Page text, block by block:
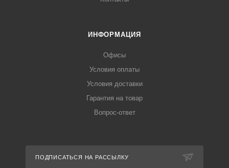
ИНФОРМАЦИЯ
Офисы
Условия оплаты
Условия доставки
Гарантия на товар
Вопрос-ответ
ПОДПИСАТЬСЯ НА РАССЫЛКУ